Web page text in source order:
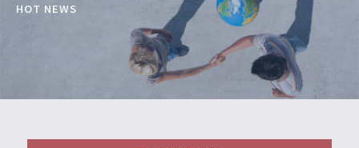
HOT NEWS